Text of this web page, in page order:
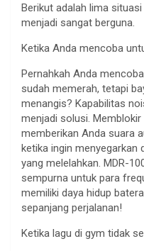
Berikut adalah lima
menjadi sangat berguna.
Ketika Anda mencoba
Pernahkah Anda
sudah memerah, tetapi
menangis? Kapabilitas
menjadi solusi.
memberikan Anda suara
ketika ingin menyegarkan
yang melelahkan. MDR-
sempurna untuk para
memiliki daya hidup
sepanjang perjalanan!
Ketika lagu di gym tidak